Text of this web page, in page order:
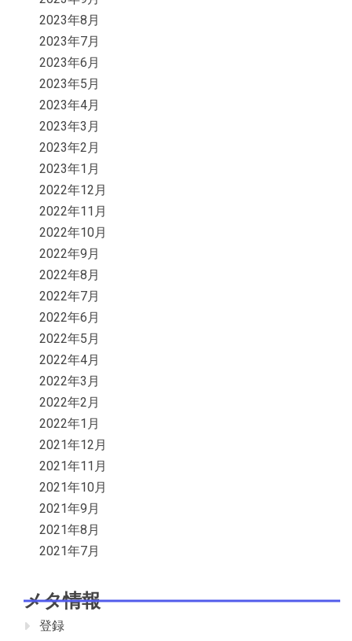
2023年8月
2023年7月
2023年6月
2023年5月
2023年4月
2023年3月
2023年2月
2023年1月
2022年12月
2022年11月
2022年10月
2022年9月
2022年8月
2022年7月
2022年6月
2022年5月
2022年4月
2022年3月
2022年2月
2022年1月
2021年12月
2021年11月
2021年10月
2021年9月
2021年8月
2021年7月
メタ情報
登録